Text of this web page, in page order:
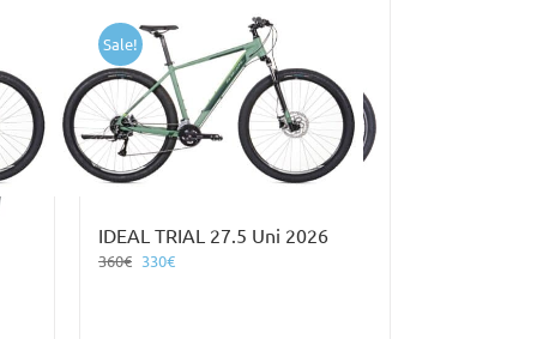
Sale!
IDEAL TRIAL 27.5 Uni 2026
360€ Original
330€Η